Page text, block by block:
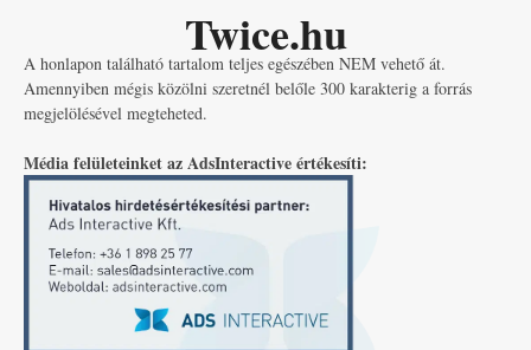
Twice.hu
A honlapon található tartalom teljes egészében NEM vehető át.
Amennyiben mégis közölni szeretnél belőle 300 karakterig a forrás
megjelölésével megteheted.
Média felületeinket az AdsInteractive értékesíti: